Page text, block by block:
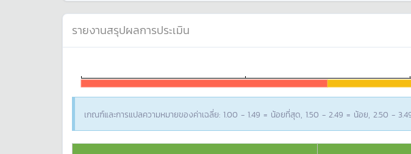
รายงานสรุปผลการประเมิน
เกณฑ์และการแปลความหมายของค่าเฉลี่ย: 1.00 - 1.49 = น้อยที่สุด, 1.50 - 2.49 = น้อย, 2.50 -